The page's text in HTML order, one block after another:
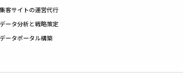
集客サイトの運営代行
データ分析と戦略策定
データポータル構築